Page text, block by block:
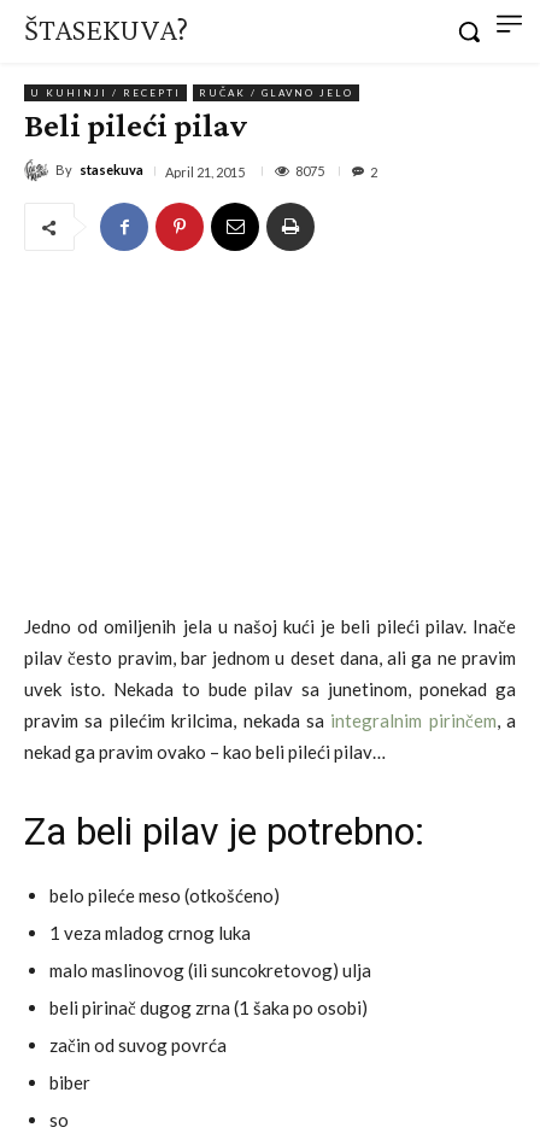
ŠTASEKUVA?
U KUHINJI / RECEPTI RUČAK / GLAVNO JELO
Beli pileći pilav
By stasekuva April 21, 2015 8075 2
Jedno od omiljenih jela u našoj kući je beli pileći pilav. Inače
pilav često pravim, bar jednom u deset dana, ali ga ne pravim
uvek isto. Nekada to bude pilav sa junetinom, ponekad ga
pravim sa pilećim krilcima, nekada sa integralnim pirinčem, a
nekad ga pravim ovako – kao beli pileći pilav…
Za beli pilav je potrebno:
belo pileće meso (otkošćeno)
1 veza mladog crnog luka
malo maslinovog (ili suncokretovog) ulja
beli pirinač dugog zrna (1 šaka po osobi)
začin od suvog povrća
biber
so